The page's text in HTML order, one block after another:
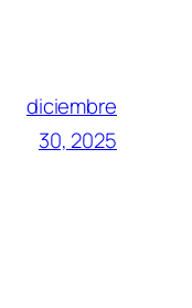
diciembre
30, 2025